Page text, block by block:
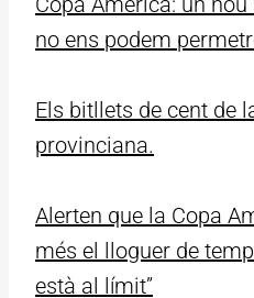
no ens podem
Els bitllets de cent de
provinciana.
Alerten que la Copa
més el lloguer de
està al límit”